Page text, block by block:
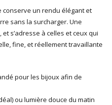
conserve un rendu élégant et
sans la surcharger. Une
s’adresse à celles et ceux qui
fine, et réellement travaillante
pour les bijoux afin de
ou lumière douce du matin